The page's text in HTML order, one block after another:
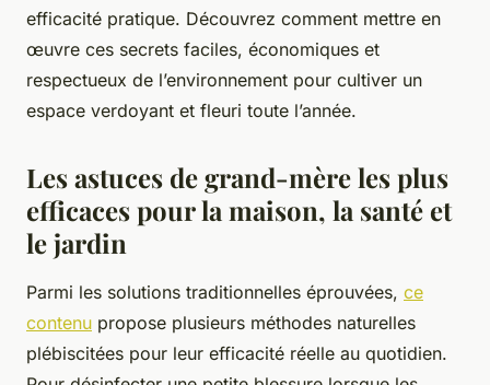
efficacité pratique. Découvrez comment mettre en
œuvre ces secrets faciles, économiques et
respectueux de l’environnement pour cultiver un
espace verdoyant et fleuri toute l’année.
Les astuces de grand-mère les plus
efficaces pour la maison, la santé et
le jardin
Parmi les solutions traditionnelles éprouvées, ce
contenu propose plusieurs méthodes naturelles
plébiscitées pour leur efficacité réelle au quotidien.